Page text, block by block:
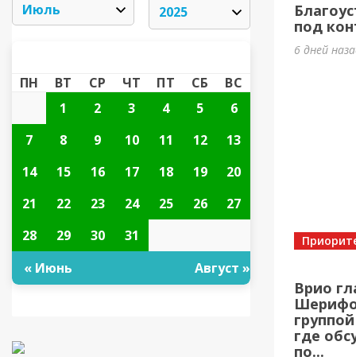
ПН ВТ СР ЧТ ПТ СБ
ВС
1
2 3 4 5
6
7
8 9 10 11 12
13
14
15 16 17 18 19
20
21
22 23 24 25 26
27
28
29 30
31
« Июнь
Август »
под
6 дней
Врио
где
по...